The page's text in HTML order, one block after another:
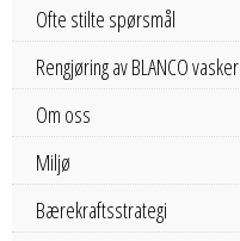
Ofte stilte spørsmål
Rengjøring av BLANCO vasker
Om oss
Miljø
Bærekraftsstrategi